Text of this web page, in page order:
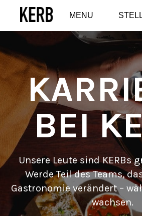
MENU
BEI
Unsere Leute sind KERBs
Werde Teil des Teams,
Gastronomie verändert –
wachsen.